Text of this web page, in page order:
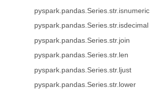
pyspark.pandas.Series.str.isnumeric
pyspark.pandas.Series.str.isdecimal
pyspark.pandas.Series.str.join
pyspark.pandas.Series.str.len
pyspark.pandas.Series.str.ljust
pyspark.pandas.Series.str.lower